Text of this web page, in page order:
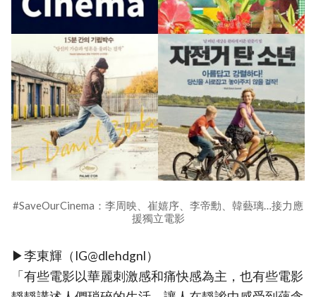
#SaveOurCinema：李周映、崔嬉序、李帝勳、韓藝璃…接力應
援獨立電影
▶李東輝（IG@dlehdgnl）
「有些電影以華麗刺激感和痛快感為主，也有些電影